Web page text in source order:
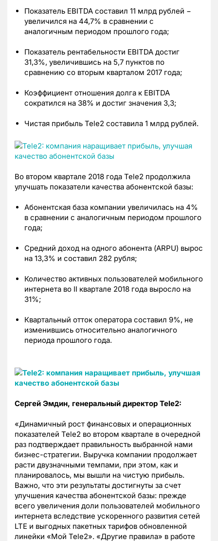
Показатель EBITDA составил 11 млрд рублей −
увеличился на 44,7% в сравнении с
аналогичным периодом прошлого года;
Показатель рентабельности EBITDA достиг
31,3%, увеличившись на 5,7 пунктов по
сравнению со вторым кварталом 2017 года;
Коэффициент отношения долга к EBITDA
сократился на 38% и достиг значения 3,3;
Чистая прибыль Tele2 составила 1 млрд рублей.
Во втором квартале 2018 года Tele2 продолжила
улучшать показатели качества абонентской базы:
Абонентская база компании увеличилась на 4%
в сравнении с аналогичным периодом прошлого
года;
Средний доход на одного абонента (ARPU) вырос
на 13,3% и составил 282 рубля;
Количество активных пользователей мобильного
интернета во II квартале 2018 года выросло на
31%;
Квартальный отток оператора составил 9%, не
изменившись относительно аналогичного
периода прошлого года.
Сергей Эмдин, генеральный директор Tele2:
«Динамичный рост финансовых и операционных
показателей Tele2 во втором квартале в очередной
раз подтверждает правильность выбранной нами
бизнес-стратегии. Выручка компании продолжает
расти двузначными темпами, при этом, как и
планировалось, мы вышли на чистую прибыль.
Важно, что эти результаты достигнуты за счет
улучшения качества абонентской базы: прежде
всего увеличения доли пользователей мобильного
интернета вследствие ускоренного развития сетей
LTE и выгодных пакетных тарифов обновленной
линейки «Мой Tele2». «Другие правила» в работе